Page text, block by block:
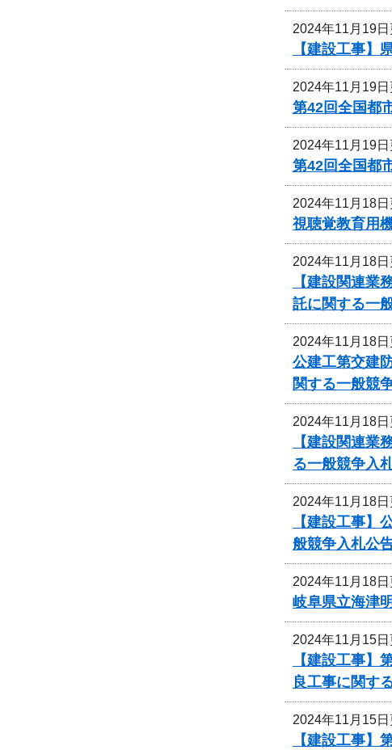
2024年11月19
【建設工事
2024年11月19
第42回全国都
2024年11月19
第42回全国都
2024年11月18
視聴覚教育用
2024年11月18
【建設関連
託に関する一
2024年11月18
公建工第交建
関する一般競
2024年11月18
【建設関連
る一般競争入
2024年11月18
【建設工事
般競争入札公
2024年11月18
岐阜県立海津
2024年11月15
【建設工事
良工事に関す
2024年11月15
【建設工事